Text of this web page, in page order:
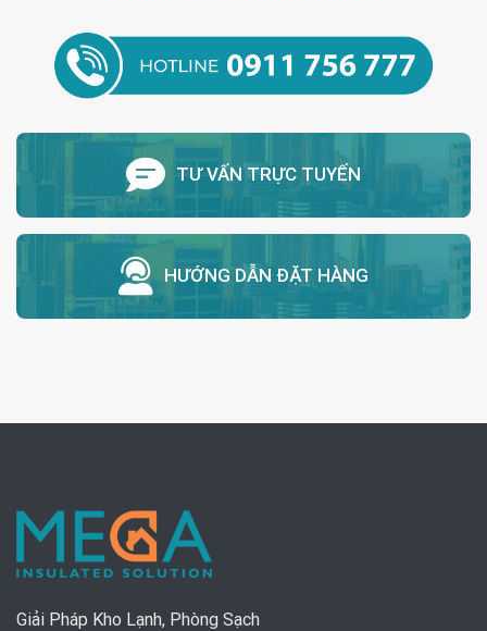
TƯ VẤN TRỰC TUYẾN
HƯỚNG DẪN ĐẶT HÀNG
Giải Pháp Kho Lạnh, Phòng Sạch